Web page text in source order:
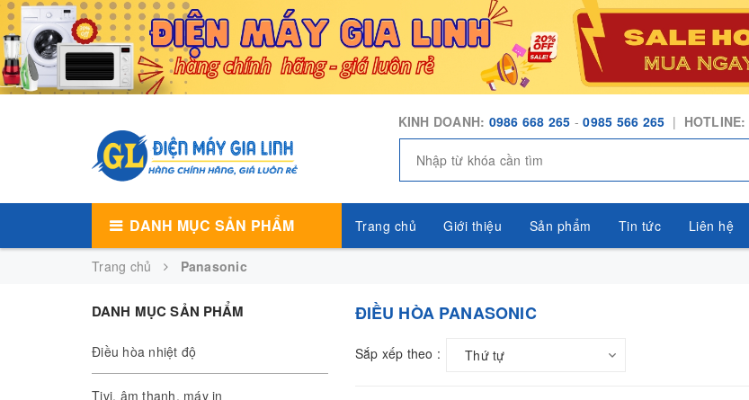
KINH DOANH: 0986 668 265 -0985 566 265 | HOTLINE:
DANH MỤC SẢN PHẨM Trang chủ Giới thiệu Sản phẩm Tin tức Liên hệ
Trang chủ Panasonic
DANH MỤC SẢN PHẨM
Điều hòa nhiệt độ
Tivi, âm thanh, máy in
ĐIỀU HÒA PANASONIC
Sắp xếp theo : Thứ tự